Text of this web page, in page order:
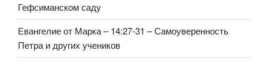
Гефсиманском саду
Евангелие от Марка – 14:27-31 – Самоуверенность
Петра и других учеников